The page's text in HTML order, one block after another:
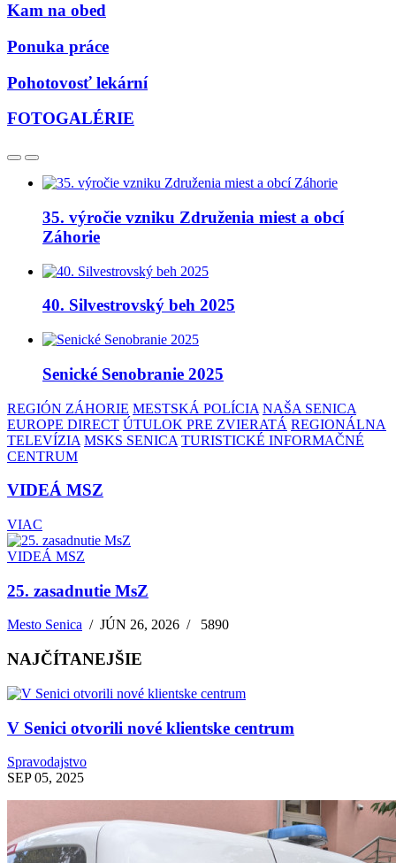
Kam na obed
Ponuka práce
Pohotovosť lekární
FOTOGALÉRIE
35. výročie vzniku Združenia miest a obcí
Záhorie
40. Silvestrovský beh 2025
Senické Senobranie 2025
REGIÓN ZÁHORIE MESTSKÁ POLÍCIA NAŠA SENICA
EUROPE DIRECT ÚTULOK PRE ZVIERATÁ REGIONÁLNA
TELEVÍZIA MSKS SENICA TURISTICKÉ INFORMAČNÉ
CENTRUM
VIDEÁ MSZ
VIAC
VIDEÁ MSZ
25. zasadnutie MsZ
Mesto Senica /JÚN 26, 2026 / 5890
NAJČÍTANEJŠIE
V Senici otvorili nové klientske centrum
Spravodajstvo
SEP 05, 2025